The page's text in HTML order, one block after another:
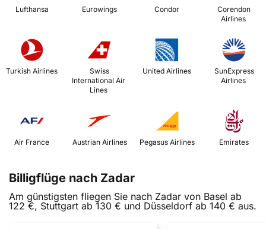
Lufthansa Eurowings Condor
Corendon
Airlines
Turkish Airlines
International Air
Lines
United Airlines
Airlines
Air France Austrian Airlines Emirates
Billigflüge nach Zadar
Am günstigsten fliegen Sie nach Zadar von Basel ab
122 €, Stuttgart ab 130 € und Düsseldorf ab 140 € aus.